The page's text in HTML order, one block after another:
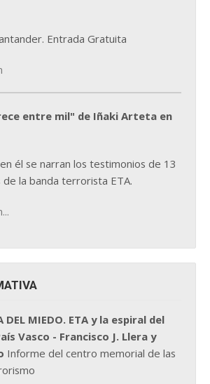
Entrada Gratuita
entre mil" de Iñaki Arteta en
él se narran los testimonios de 13
de la banda terrorista ETA.
DEL MIEDO. ETA y la espiral del
Vasco - Francisco J. Llera y
Informe del centro memorial de las